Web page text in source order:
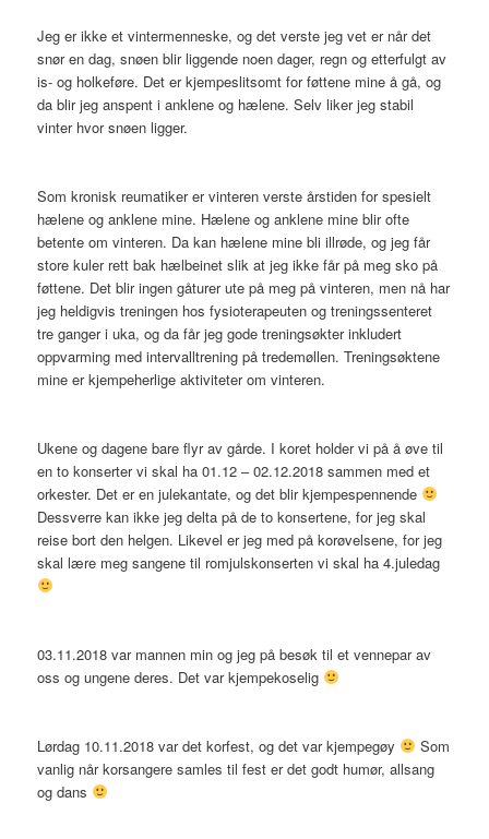
Jeg er ikke et vintermenneske, og det verste jeg vet er når det
snør en dag, snøen blir liggende noen dager, regn og etterfulgt av
is- og holkeføre. Det er kjempeslitsomt for føttene mine å gå, og
da blir jeg anspent i anklene og hælene. Selv liker jeg stabil
vinter hvor snøen ligger.
Som kronisk reumatiker er vinteren verste årstiden for spesielt
hælene og anklene mine. Hælene og anklene mine blir ofte
betente om vinteren. Da kan hælene mine bli illrøde, og jeg får
store kuler rett bak hælbeinet slik at jeg ikke får på meg sko på
føttene. Det blir ingen gåturer ute på meg på vinteren, men nå har
jeg heldigvis treningen hos fysioterapeuten og treningssenteret
tre ganger i uka, og da får jeg gode treningsøkter inkludert
oppvarming med intervalltrening på tredemøllen. Treningsøktene
mine er kjempeherlige aktiviteter om vinteren.
Ukene og dagene bare flyr av gårde. I koret holder vi på å øve til
en to konserter vi skal ha 01.12 – 02.12.2018 sammen med et
orkester. Det er en julekantate, og det blir kjempespennende
Dessverre kan ikke jeg delta på de to konsertene, for jeg skal
reise bort den helgen. Likevel er jeg med på korøvelsene, for jeg
skal lære meg sangene til romjulskonserten vi skal ha 4.juledag
03.11.2018 var mannen min og jeg på besøk til et vennepar av
oss og ungene deres. Det var kjempekoselig
Lørdag 10.11.2018 var det korfest, og det var kjempegøy
Som
vanlig når korsangere samles til fest er det godt humør, allsang
og dans